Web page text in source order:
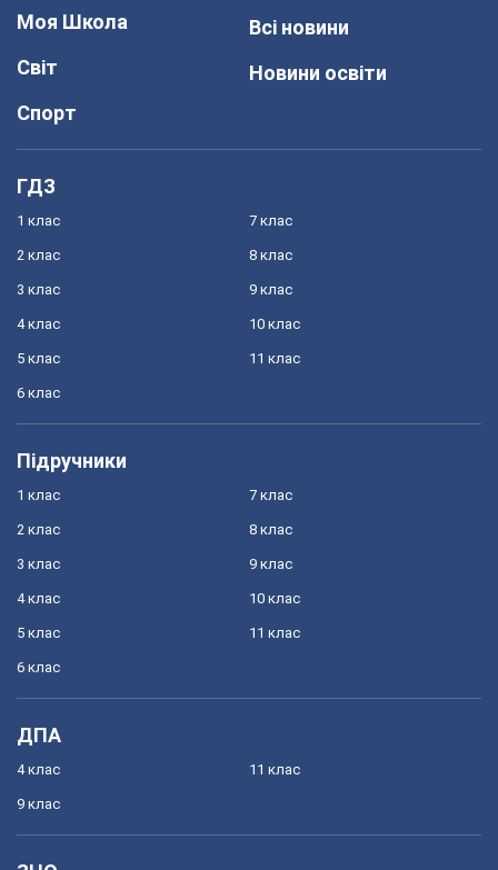
Моя Школа
Світ
Спорт
Всі новини
Новини освіти
ГДЗ
1 клас
2 клас
3 клас
4 клас
5 клас
6 клас
7 клас
8 клас
9 клас
10 клас
11 клас
Підручники
1 клас
2 клас
3 клас
4 клас
5 клас
6 клас
7 клас
8 клас
9 клас
10 клас
11 клас
ДПА
4 клас
9 клас
11 клас